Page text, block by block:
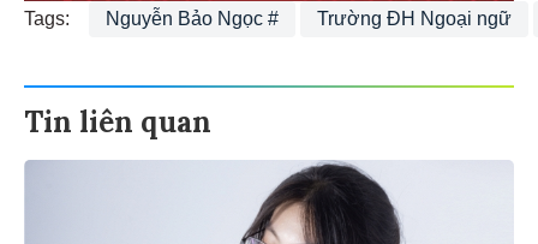
Tags: Nguyễn Bảo Ngọc # Trường ĐH Ngoại ngữ
Tin liên quan